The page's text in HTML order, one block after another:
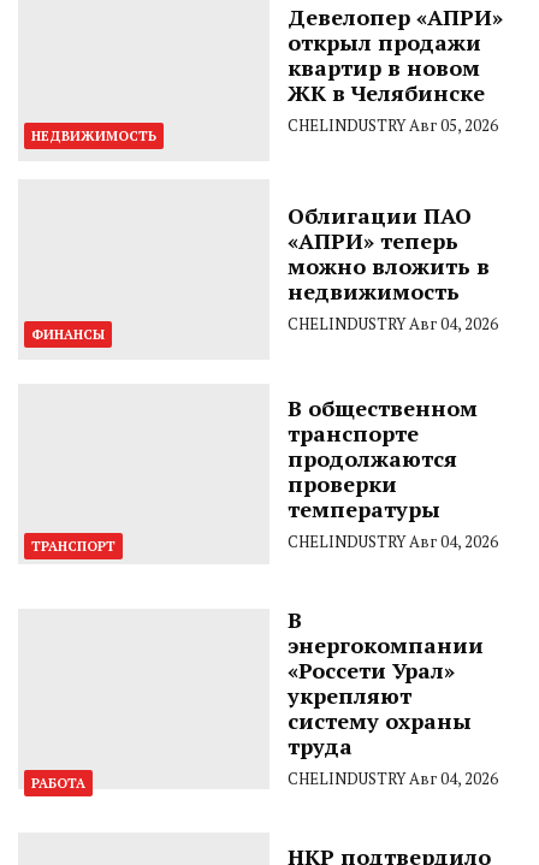
НЕДВИЖИМОСТЬ
Девелопер «АПРИ»
открыл продажи
квартир в новом
ЖК в Челябинске
CHELINDUSTRY Авг 05, 2026
ФИНАНСЫ
Облигации ПАО
«АПРИ» теперь
можно вложить в
недвижимость
CHELINDUSTRY Авг 04, 2026
ТРАНСПОРТ
В общественном
транспорте
продолжаются
проверки
температуры
CHELINDUSTRY Авг 04, 2026
РАБОТА
В
энергокомпании
«Россети Урал»
укрепляют
систему охраны
труда
CHELINDUSTRY Авг 04, 2026
НКР подтвердило